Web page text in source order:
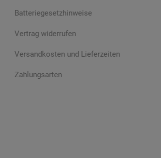
Batteriegesetzhinweise
Vertrag widerrufen
Versandkosten und Lieferzeiten
Zahlungsarten